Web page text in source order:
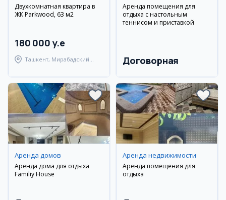
Двухкомнатная квартира в
ЖК Parkwood, 63 м2
180 000 y.e
Ташкент, Мирабадский
Аренда помещения для
отдыха с настольным
теннисом и приставкой
Договорная
Аренда домов
Аренда дома для отдыха
Familiy House
Аренда недвижимости
Аренда помещения для
отдыха